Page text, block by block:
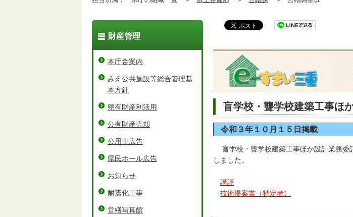
盲学校・聾学校建築工事ほ
令和３年１０月１５日掲載
盲学校・聾学校建築工事ほか設計業務委
しました。
講評
技術提案書（特定者）
財産管理
本庁舎案内
みえ公共施設等総合管理基
本方針
県有財産利活用
公有財産売却
公用車広告
県民ホール広告
お知らせ
耐震化工事
営繕写真館